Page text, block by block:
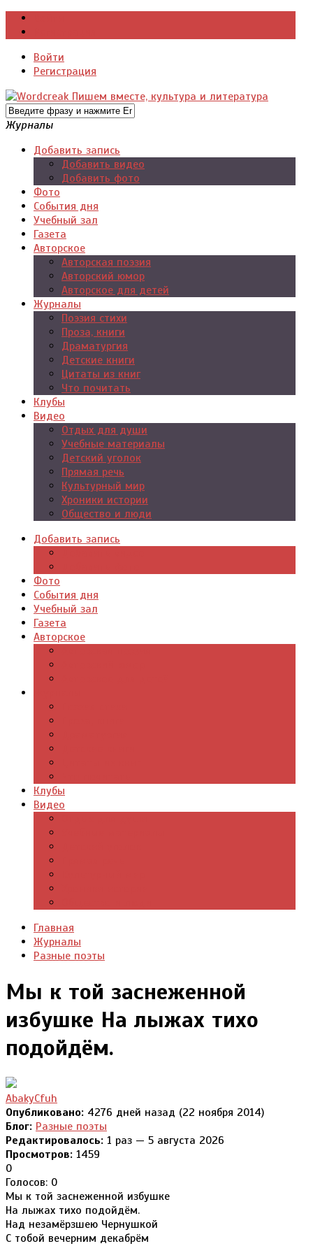
Войти
Регистрация
Журналы
Добавить запись
Добавить видео
Добавить фото
Фото
События дня
Учебный зал
Газета
Авторское
Авторская поэзия
Авторский юмор
Авторское для детей
Журналы
Поэзия стихи
Проза, книги
Драматургия
Детские книги
Цитаты из книг
Что почитать
Клубы
Видео
Отдых для души
Учебные материалы
Детский уголок
Прямая речь
Культурный мир
Хроники истории
Общество и люди
Добавить запись
Фото
События дня
Учебный зал
Газета
Авторское
Клубы
Видео
Главная
Журналы
Разные поэты
Мы к той заснеженной
избушке На лыжах тихо
подойдём.
AbakyCfuh
Опубликовано: 4276 дней назад (22 ноября 2014)
Блог: Разные поэты
Редактировалось: 1 раз — 5 августа 2026
Просмотров: 1459
0
Голосов: 0
Мы к той заснеженной избушке
На лыжах тихо подойдём.
Над незамёрзшею Чернушкой
С тобой вечерним декабрём